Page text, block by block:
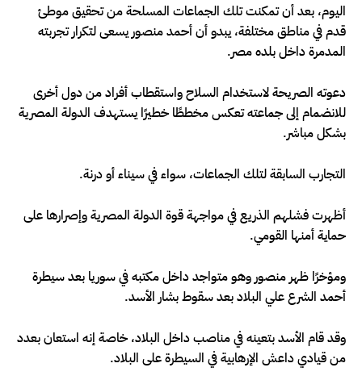
اليوم، بعد أن تمكنت تلك الجماعات المسلحة من تحقيق موطئ
قدم في مناطق مختلفة، يبدو أن أحمد منصور يسعى لتكرار تجربته
المدمرة داخل بلده مصر.
دعوته الصريحة لاستخدام السلاح واستقطاب أفراد من دول أخرى
للانضمام إلى جماعته تعكس مخططًا خطيرًا يستهدف الدولة المصرية
بشكل مباشر.
التجارب السابقة لتلك الجماعات، سواء في سيناء أو درنة.
أظهرت فشلهم الذريع في مواجهة قوة الدولة المصرية وإصرارها على
حماية أمنها القومي.
ومؤخرًا ظهر منصور وهو متواجد داخل مكتبه في سوريا بعد سيطرة
أحمد الشرع علي البلاد بعد سقوط بشار الأسد.
وقد قام الأسد بتعينه في مناصب داخل البلاد، خاصة إنه استعان بعدد
من قيادي داعش الإرهابية في السيطرة على البلاد.